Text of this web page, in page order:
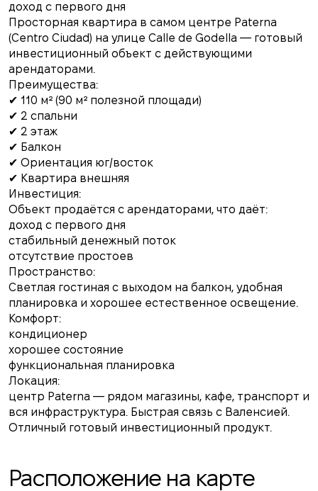
доход с первого дня
Просторная квартира в самом центре Paterna
(Centro Ciudad) на улице Calle de Godella — готовый
инвестиционный объект с действующими
арендаторами.
Преимущества:
✔ 110 м² (90 м² полезной площади)
✔ 2 спальни
✔ 2 этаж
✔ Балкон
✔ Ориентация юг/восток
✔ Квартира внешняя
Инвестиция:
Объект продаётся с арендаторами, что даёт:
доход с первого дня
стабильный денежный поток
отсутствие простоев
Пространство:
Светлая гостиная с выходом на балкон, удобная
планировка и хорошее естественное освещение.
Комфорт:
кондиционер
хорошее состояние
функциональная планировка
Локация:
центр Paterna — рядом магазины, кафе, транспорт и
вся инфраструктура. Быстрая связь с Валенсией.
Отличный готовый инвестиционный продукт.
Расположение на карте